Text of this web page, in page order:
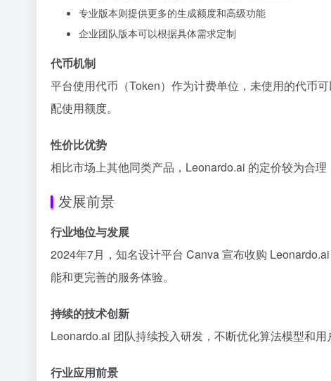
专业版本则提供更多的生成额度和高级功能
企业团队版本可以根据具体需求定制
代币机制
平台使用代币（Token）作为计费单位，未使用的代币
配使用额度。
性价比优势
相比市场上其他同类产品，Leonardo.ai 的定价较为合
发展前景
行业地位与发展
2024年7月，知名设计平台 Canva 宣布收购
能和更完善的服务体验。
持续的技术创新
Leonardo.ai 团队持续投入研发，不断优化算法模型和
行业应用前景